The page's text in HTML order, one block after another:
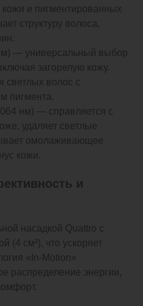
кожи и пигментированных
структуру волоса,
— универсальный выбор
загорелую кожу.
волос с
пигмента.
нм) — справляется с
удаляет светлые
омолаживающее
кожи.
и
насадкой Quattro с
(4 см²), что ускоряет
«In-Motion»
распределение энергии,